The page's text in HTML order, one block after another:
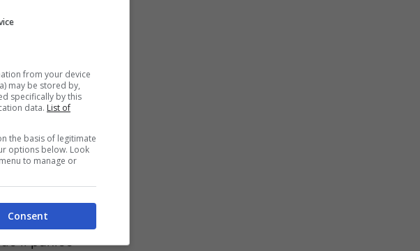
al palo.
nascono
mettersi in
il panico
from your device
may be stored by,
specifically by this
data. List of
the basis of legitimate
options below. Look
to manage or
Consent